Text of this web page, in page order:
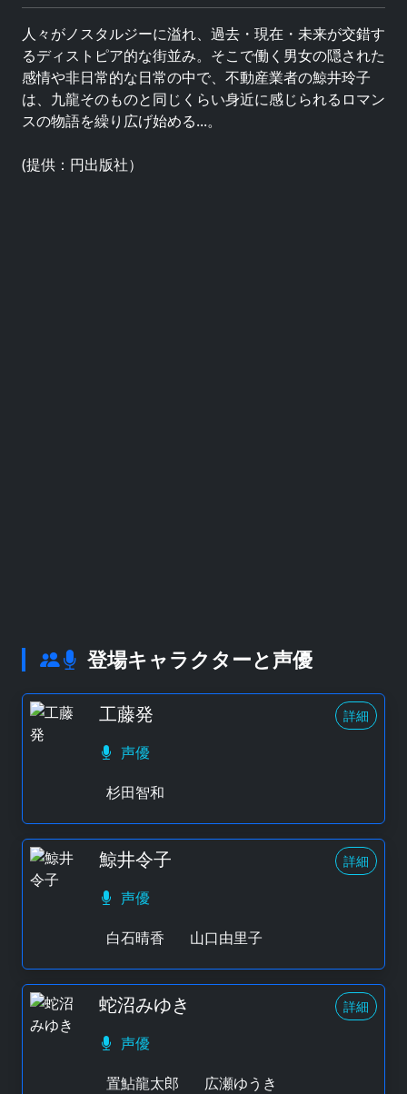
人々がノスタルジーに溢れ、過去・現在・未来が交錯す
るディストピア的な街並み。そこで働く男女の隠された
感情や非日常的な日常の中で、不動産業者の鯨井玲子
は、九龍そのものと同じくらい身近に感じられるロマン
スの物語を繰り広げ始める...。
(提供：円出版社）
登場キャラクターと声優
工藤発 詳細
声優
杉田智和
鯨井令子 詳細
声優
白石晴香
山口由里子
蛇沼みゆき 詳細
声優
置鮎龍太郎
広瀬ゆうき